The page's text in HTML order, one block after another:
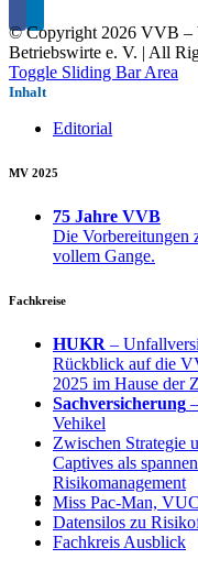
© Copyright 2026 VVB –
Betriebswirte e. V. | All
Toggle Sliding Bar Area
Inhalt
Editorial
MV 2025
75 Jahre VVB
Die Vorbereitungen
vollem Gange.
Fachkreise
HUKR –
Rückblick auf die
2025 im Hause der
Sachversicherung
Vehikel
Zwischen Strategie
Captives als
Risikomanagement
Miss Pac-Man,
Datensilos zu
Fachkreis Ausblick